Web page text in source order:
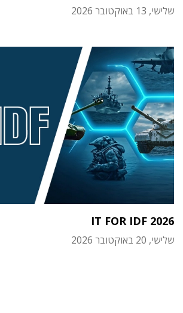
שלישי, 13 באוקטובר 2026
IT FOR IDF 2026
שלישי, 20 באוקטובר 2026